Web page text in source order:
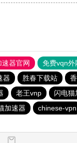
器官网 免费vqn外
器 胜春下载站
老王vnp 闪电猫
加速器 chinese-vpn